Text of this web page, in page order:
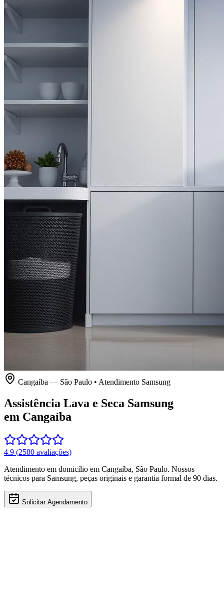
Cangaíba — São Paulo • Atendimento Samsung
Assistência Lava e Seca Samsung
em Cangaíba
4.9 (2580 avaliações)
Atendimento em domicílio em Cangaíba, São Paulo. Nossos
técnicos para Samsung, peças originais e garantia formal de 90 dias.
Solicitar Agendamento